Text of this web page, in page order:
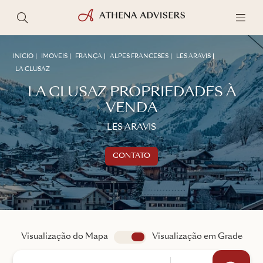
INÍCIO IMÓVEIS FRANÇA ALPES FRANCESES LES ARAVIS
LA CLUSAZ
LA CLUSAZ PROPRIEDADES À
VENDA
LES ARAVIS
CONTATO
Entre em contacto
Visualização do Mapa app.search.view
Visualização em Grade